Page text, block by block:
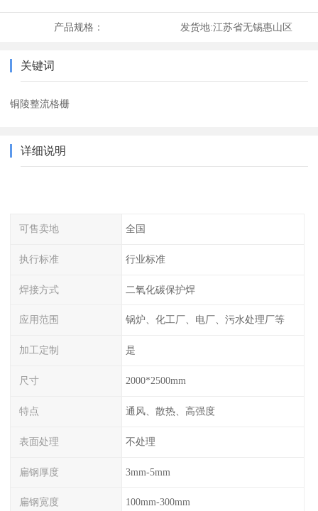
产品规格： 发货地:江苏省无锡惠山区
关键词
铜陵整流格栅
详细说明
可售卖地 全国
执行标准 行业标准
焊接方式 二氧化碳保护焊
应用范围 锅炉、化工厂、电厂、污水处理厂等
加工定制 是
尺寸 2000*2500mm
特点 通风、散热、高强度
表面处理 不处理
扁钢厚度 3mm-5mm
扁钢宽度 100mm-300mm